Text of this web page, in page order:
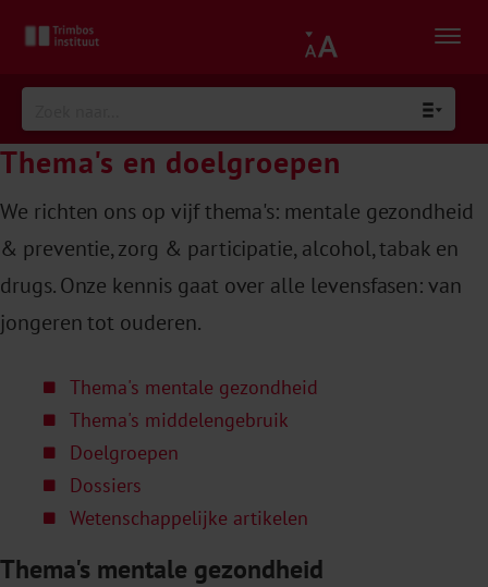
Thema's en doelgroepen
We richten ons op vijf thema's: mentale gezondheid
& preventie, zorg & participatie, alcohol, tabak en
drugs. Onze kennis gaat over alle levensfasen: van
jongeren tot ouderen.
Thema's mentale gezondheid
Thema's middelengebruik
Doelgroepen
Dossiers
Wetenschappelijke artikelen
Thema's mentale gezondheid